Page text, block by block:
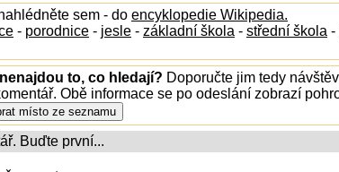
sem - do encyklopedie Wikipedia.
- porodnice - jesle - základní škola - střední škola -
to, co hledají? Doporučte jim tedy
Obě informace se po odeslání zobrazí
Buďte první...